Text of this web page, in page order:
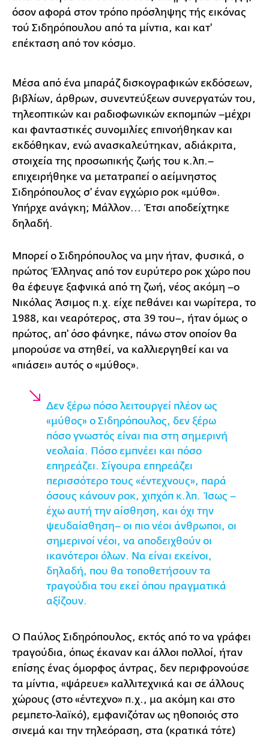
όσον αφορά στον τρόπο πρόσληψης τής εικόνας
τού Σιδηρόπουλου από τα μίντια, και κατ'
επέκταση από τον κόσμο.
Μέσα από ένα μπαράζ δισκογραφικών εκδόσεων,
βιβλίων, άρθρων, συνεντεύξεων συνεργατών του,
τηλεοπτικών και ραδιοφωνικών εκπομπών –μέχρι
και φανταστικές συνομιλίες επινοήθηκαν και
εκδόθηκαν, ενώ ανασκαλεύτηκαν, αδιάκριτα,
στοιχεία της προσωπικής ζωής του κ.λπ.–
επιχειρήθηκε να μετατραπεί ο αείμνηστος
Σιδηρόπουλος σ' έναν εγχώριο ροκ «μύθο».
Υπήρχε ανάγκη; Μάλλον... Έτσι αποδείχτηκε
δηλαδή.
Μπορεί ο Σιδηρόπουλος να μην ήταν, φυσικά, ο
πρώτος Έλληνας από τον ευρύτερο ροκ χώρο που
θα έφευγε ξαφνικά από τη ζωή, νέος ακόμη –ο
Νικόλας Άσιμος π.χ. είχε πεθάνει και νωρίτερα, το
1988, και νεαρότερος, στα 39 του–, ήταν όμως ο
πρώτος, απ' όσο φάνηκε, πάνω στον οποίον θα
μπορούσε να στηθεί, να καλλιεργηθεί και να
«πιάσει» αυτός ο «μύθος».
Δεν ξέρω πόσο λειτουργεί πλέον ως
«μύθος» ο Σιδηρόπουλος, δεν ξέρω
πόσο γνωστός είναι πια στη σημερινή
νεολαία. Πόσο εμπνέει και πόσο
επηρεάζει. Σίγουρα επηρεάζει
περισσότερο τους «έντεχνους», παρά
όσους κάνουν ροκ, χιπχόπ κ.λπ. Ίσως –
έχω αυτή την αίσθηση, και όχι την
ψευδαίσθηση– οι πιο νέοι άνθρωποι, οι
σημερινοί νέοι, να αποδειχθούν οι
ικανότεροι όλων. Να είναι εκείνοι,
δηλαδή, που θα τοποθετήσουν τα
τραγούδια του εκεί όπου πραγματικά
αξίζουν.
Ο Παύλος Σιδηρόπουλος, εκτός από το να γράφει
τραγούδια, όπως έκαναν και άλλοι πολλοί, ήταν
επίσης ένας όμορφος άντρας, δεν περιφρονούσε
τα μίντια, «ψάρευε» καλλιτεχνικά και σε άλλους
χώρους (στο «έντεχνο» π.χ., μα ακόμη και στο
ρεμπετο-λαϊκό), εμφανιζόταν ως ηθοποιός στο
σινεμά και την τηλεόραση, στα (κρατικά τότε)